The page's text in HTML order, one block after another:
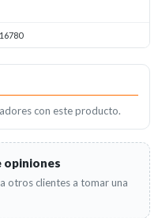
con este producto.
opiniones
otros clientes a tomar una